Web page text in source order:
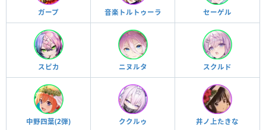
ガープ 音楽トルトゥーラ セーゲル
スピカ ニヌルタ スクルド
中野四葉(2弾) ククルゥ 井ノ上たきな